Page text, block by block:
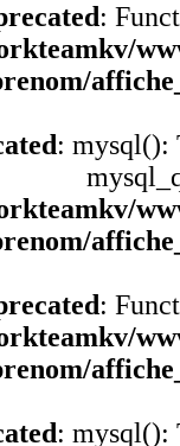
:
: mysql():
:
: mysql():